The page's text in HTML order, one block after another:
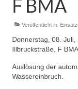
Dienstplan
Einsätze
F BMA
Veröffentlicht in:
Donnerstag, 08. Juli,
Illbruckstraße, F BMA.
Auslösung der
Wassereinbruch.